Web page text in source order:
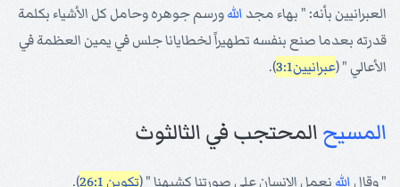
العبرانيين بأنه: " بهاء مجد اللهورسم جوهره وحامل كل الأشياء بكلمة
قدرته بعدما صنع بنفسه تطهيراً لخطايانا جلس في يمين العظمة في
الأعالي " (عبرانيين3:1 ).
المسيحالمحتجب في الثالثوث
" وقال الله نعمل الإنسان على صورتنا كشبهنا " (تكوين 26:1 ).